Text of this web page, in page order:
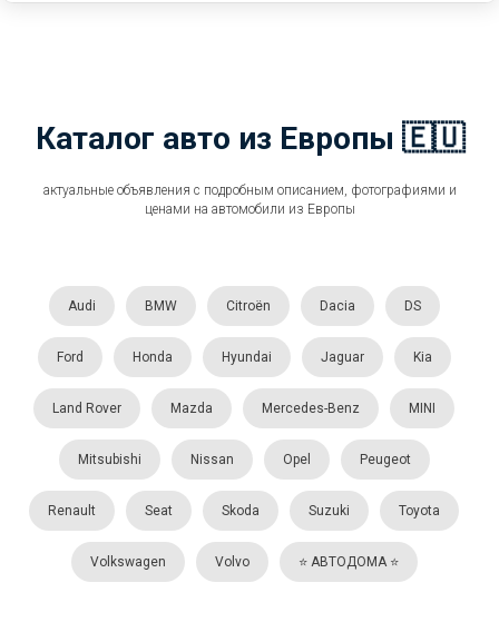
Каталог авто из Европы 🇪🇺
актуальные объявления с подробным описанием, фотографиями и
ценами на автомобили из Европы
Audi BMW Citroën Dacia DS
Ford Honda Hyundai Jaguar Kia
Land Rover Mazda Mercedes-Benz MINI
Mitsubishi Nissan Opel Peugeot
Renault Seat Skoda Suzuki Toyota
Volkswagen Volvo ⭐️ АВТОДОМА ⭐️